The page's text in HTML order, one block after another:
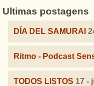
Ultimas postagens
DÍA DEL SAMURAI
Ritmo - Podcast
TODOS LISTOS 17 -